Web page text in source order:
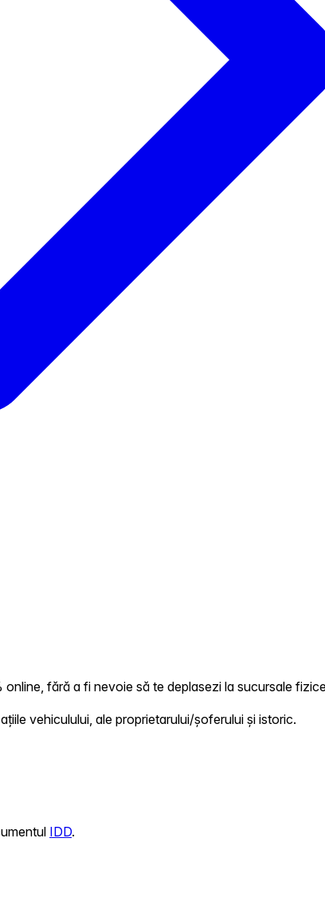
fără a fi nevoie să te deplasezi la sucursale
vehiculului, ale proprietarului/șoferului și istoric.
IDD.